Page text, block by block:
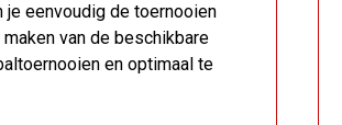
je eenvoudig de toernooien
van de beschikbare
en optimaal te